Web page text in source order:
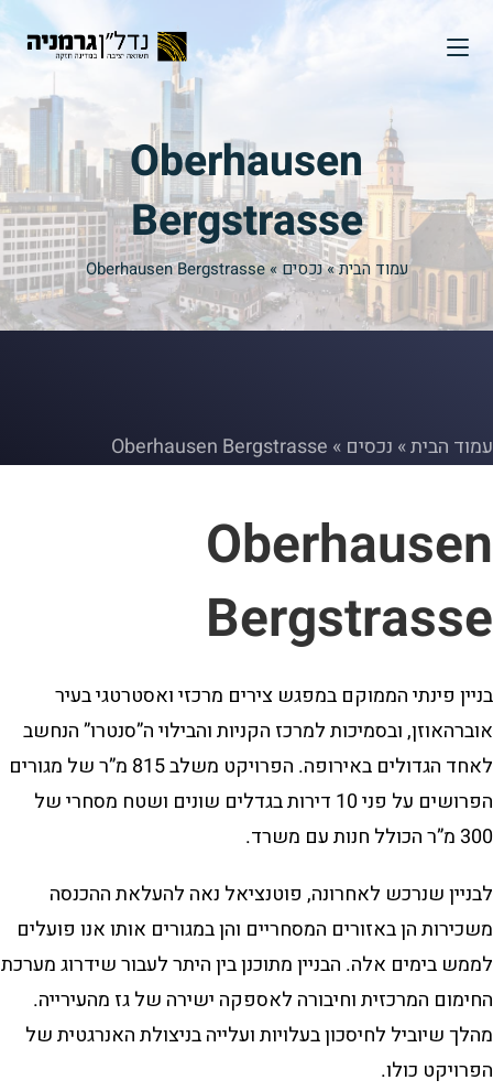
Oberhausen
Bergstrasse
עמוד הבית»נכסים»
Oberhausen Bergstrasse
עמוד הבית» נכסים »
Oberhausen Bergstrasse
Oberhausen
Bergstrasse
בניין פינתי הממוקם במפגש צירים מרכזי ואסטרטגי בעיר
אוברהאוזן, ובסמיכות למרכז הקניות והבילוי ה”סנטרו” הנחשב
לאחד הגדולים באירופה. הפרויקט משלב 815 מ”ר של מגורים
הפרושים על פני 10 דירות בגדלים שונים ושטח מסחרי של
300 מ”ר הכולל חנות עם משרד.
לבניין שנרכש לאחרונה, פוטנציאל נאה להעלאת ההכנסה
משכירות הן באזורים המסחריים והן במגורים אותו אנו פועלים
לממש בימים אלה. הבניין מתוכנן בין היתר לעבור שידרוג מערכת
החימום המרכזית וחיבורה לאספקה ישירה של גז מהעירייה.
מהלך שיוביל לחיסכון בעלויות ועלייה בניצולת האנרגטית של
הפרויקט כולו.